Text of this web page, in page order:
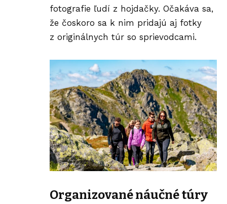
fotografie ľudí z hojdačky. Očakáva sa,
že čoskoro sa k nim pridajú aj fotky
z originálnych túr so sprievodcami.
Organizované náučné túry